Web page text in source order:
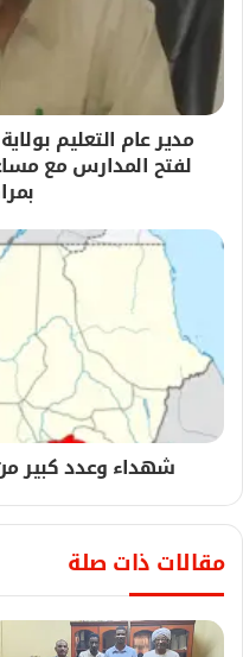
مدير عام التعليم
لفتح المدارس مع
شهداء وعدد كبير
مقالات ذات صلة